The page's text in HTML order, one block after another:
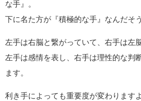
な手』。
下に名た方が『積極的な手』なんだそ
左手は右脳と繋がっていて、右手は左
左手は感情を表し、右手は理性的な判
ます。
利き手によっても重要度が変わりますよ